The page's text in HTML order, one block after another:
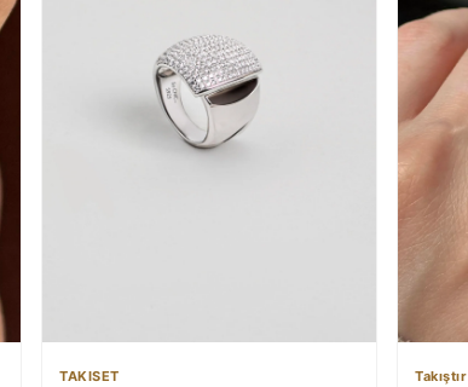
TAKISET Takıştır